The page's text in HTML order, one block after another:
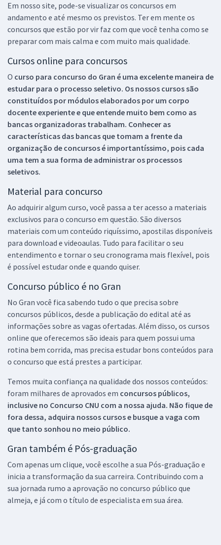
Em nosso site, pode-se visualizar os concursos em
andamento e até mesmo os previstos. Ter em mente os
concursos que estão por vir faz com que você tenha como se
preparar com mais calma e com muito mais qualidade.
Cursos online para concursos
O curso para concurso do Gran é uma excelente maneira de
estudar para o processo seletivo. Os nossos cursos são
constituídos por módulos elaborados por um corpo
docente experiente e que entende muito bem como as
bancas organizadoras trabalham. Conhecer as
características das bancas que tomam a frente da
organização de concursos é importantíssimo, pois cada
uma tem a sua forma de administrar os processos
seletivos.
Material para concurso
Ao adquirir algum curso, você passa a ter acesso a materiais
exclusivos para o concurso em questão. São diversos
materiais com um conteúdo riquíssimo, apostilas disponíveis
para download e videoaulas. Tudo para facilitar o seu
entendimento e tornar o seu cronograma mais flexível, pois
é possível estudar onde e quando quiser.
Concurso público é no Gran
No Gran você fica sabendo tudo o que precisa sobre
concursos públicos, desde a publicação do edital até as
informações sobre as vagas ofertadas. Além disso, os cursos
online que oferecemos são ideais para quem possui uma
rotina bem corrida, mas precisa estudar bons conteúdos para
o concurso que está prestes a participar.
Temos muita confiança na qualidade dos nossos conteúdos:
foram milhares de aprovados em concursos públicos,
inclusive no Concurso CNU com a nossa ajuda. Não fique de
fora dessa, adquira nossos cursos e busque a vaga com
que tanto sonhou no meio público.
Gran também é Pós-graduação
Com apenas um clique, você escolhe a sua Pós-graduação e
inicia a transformação da sua carreira. Contribuindo com a
sua jornada rumo a aprovação no concurso público que
almeja, e já com o título de especialista em sua área.